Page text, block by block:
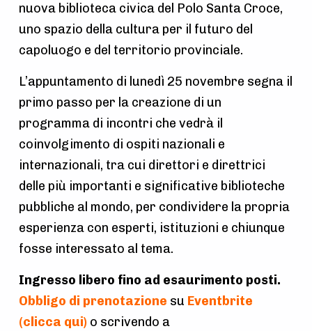
nuova biblioteca civica del Polo Santa Croce,
uno spazio della cultura per il futuro del
capoluogo e del territorio provinciale.
L’appuntamento di lunedì 25 novembre segna il
primo passo per la creazione di un
programma di incontri che vedrà il
coinvolgimento di ospiti nazionali e
internazionali, tra cui direttori e direttrici
delle più importanti e significative biblioteche
pubbliche al mondo, per condividere la propria
esperienza con esperti, istituzioni e chiunque
fosse interessato al tema.
Ingresso libero fino ad esaurimento posti.
Obbligo di prenotazione su Eventbrite
(clicca qui) o scrivendo a